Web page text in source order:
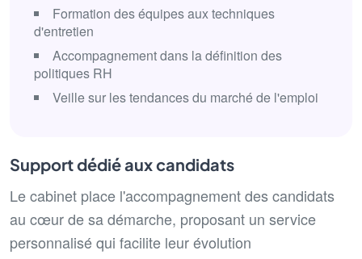
Formation des équipes aux techniques
d'entretien
Accompagnement dans la définition des
politiques RH
Veille sur les tendances du marché de l'emploi
Support dédié aux candidats
Le cabinet place l'accompagnement des candidats
au cœur de sa démarche, proposant un service
personnalisé qui facilite leur évolution